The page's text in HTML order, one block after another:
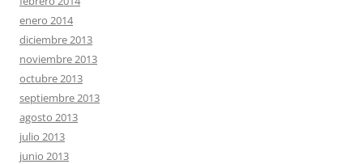
enero 2014
diciembre 2013
noviembre 2013
octubre 2013
septiembre 2013
agosto 2013
julio 2013
junio 2013